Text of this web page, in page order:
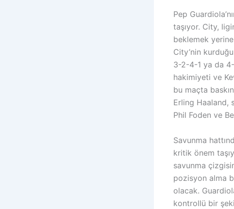
Pep
taşıyor. City,
beklemek
City’nin
3-2-4-1 ya da
hakimiyeti ve
bu maçta
Erling Haaland,
Phil Foden ve
Savunma
kritik önem
savunma
pozisyon alma
olacak.
kontrollü bir